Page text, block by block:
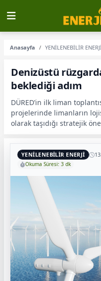
Anasayfa YENİLENEBİLİR
Denizüstü
beklediği adım
DÜRED’in ilk liman
projelerinde limanların
olarak taşıdığı stratejik
YENİLENEBİLİR ENERJİ
Okuma Süresi: 3 dk